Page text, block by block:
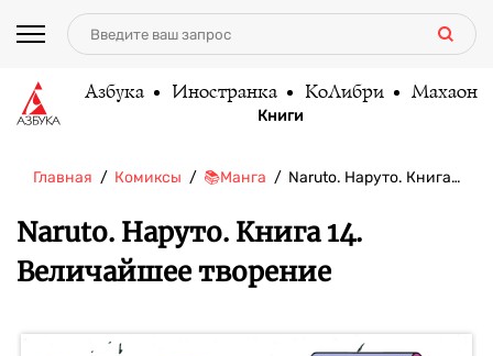
Азбука Иностранка КоЛибри Махаон
Книги
Главная Комиксы 📚Манга Naruto. Наруто. Книга…
Naruto. Наруто. Книга 14.
Величайшее творение